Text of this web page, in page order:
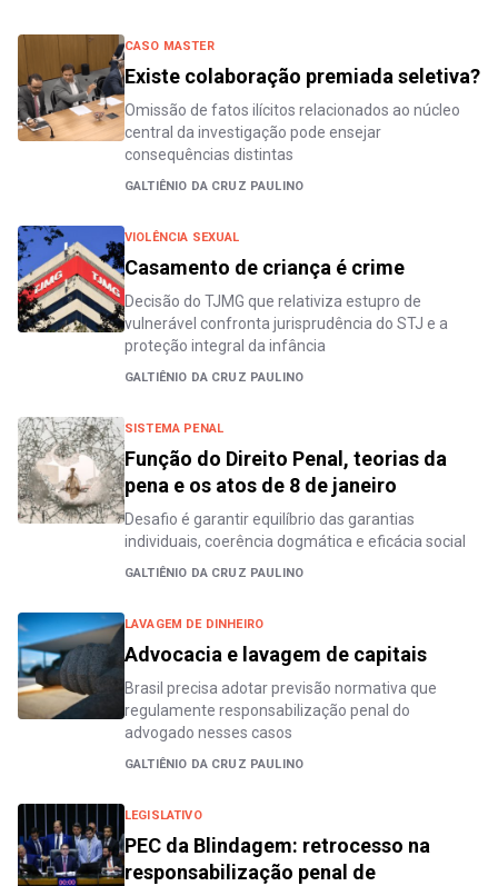
CASO MASTER
Existe colaboração premiada seletiva?
Omissão de fatos ilícitos relacionados ao núcleo
central da investigação pode ensejar
consequências distintas
GALTIÊNIO DA CRUZ PAULINO
VIOLÊNCIA SEXUAL
Casamento de criança é crime
Decisão do TJMG que relativiza estupro de
vulnerável confronta jurisprudência do STJ e a
proteção integral da infância
GALTIÊNIO DA CRUZ PAULINO
SISTEMA PENAL
Função do Direito Penal, teorias da
pena e os atos de 8 de janeiro
Desafio é garantir equilíbrio das garantias
individuais, coerência dogmática e eficácia social
GALTIÊNIO DA CRUZ PAULINO
LAVAGEM DE DINHEIRO
Advocacia e lavagem de capitais
Brasil precisa adotar previsão normativa que
regulamente responsabilização penal do
advogado nesses casos
GALTIÊNIO DA CRUZ PAULINO
LEGISLATIVO
PEC da Blindagem: retrocesso na
responsabilização penal de